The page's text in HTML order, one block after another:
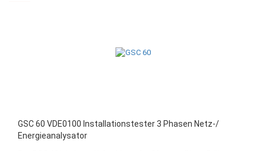
GSC 60 VDE0100 Installationstester 3 Phasen Netz-/
Energieanalysator